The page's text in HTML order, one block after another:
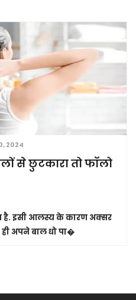
2024
से छुटकारा तो फॉलो
है. इसी आलस्य के कारण अक्सर
ही अपने बाल धो पा�